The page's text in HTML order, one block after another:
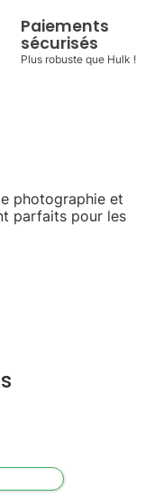
Paiements
sécurisés
Plus robuste que Hulk !
photographie et
parfaits pour les